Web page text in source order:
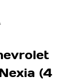
(4